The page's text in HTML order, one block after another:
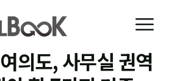
의도, 사무실 권역